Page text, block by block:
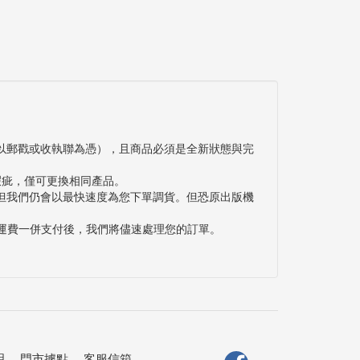
戳或收執聯為憑），且商品必須是全新狀態與完
，僅可更換相同產品。
們仍會以最快速度為您下單調貨。但恐原出版機
一併支付後，我們將儘速處理您的訂單。